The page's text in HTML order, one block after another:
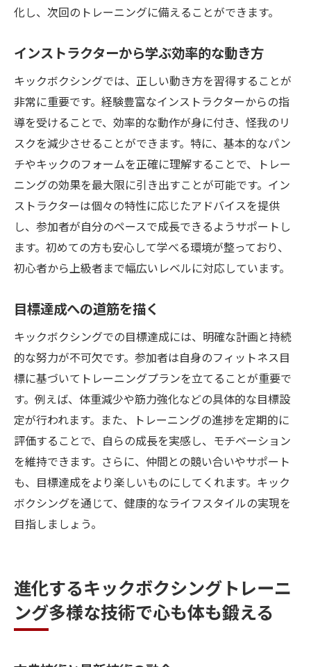
化し、次回のトレーニングに備えることができます。
インストラクターから学ぶ効率的な動き方
キックボクシングでは、正しい動き方を習得することが
非常に重要です。経験豊富なインストラクターからの指
導を受けることで、効率的な動作が身に付き、怪我のリ
スクを減少させることができます。特に、基本的なパン
チやキックのフォームを正確に理解することで、トレー
ニングの効果を最大限に引き出すことが可能です。イン
ストラクターは個々の特性に応じたアドバイスを提供
し、参加者が自分のペースで成長できるようサポートし
ます。初めての方も安心して学べる環境が整っており、
初心者から上級者まで幅広いレベルに対応しています。
目標達成への道筋を描く
キックボクシングでの目標達成には、明確な計画と持続
的な努力が不可欠です。参加者は自身のフィットネス目
標に基づいてトレーニングプランを立てることが重要で
す。例えば、体重減少や筋力強化などの具体的な目標設
定が行われます。また、トレーニングの進捗を定期的に
評価することで、自らの成長を実感し、モチベーション
を維持できます。さらに、仲間との競い合いやサポート
も、目標達成をより楽しいものにしてくれます。キック
ボクシングを通じて、健康的なライフスタイルの実現を
目指しましょう。
進化するキックボクシングトレーニ
ング多様な技術で心も体も鍛える